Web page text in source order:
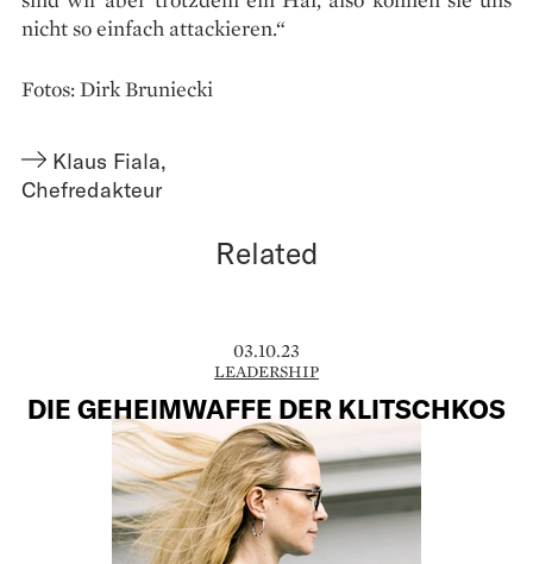
nicht so einfach attackieren.“
Fotos: Dirk Bruniecki
Klaus Fiala,
Chefredakteur
Related
03.10.23
LEADERSHIP
DIE GEHEIMWAFFE DER KLITSCHKOS